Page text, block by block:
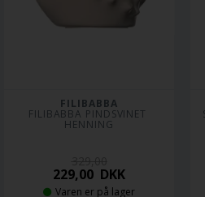
FILIBABBA
FILIBABBA PINDSVINET
HENNING
229,00 DKK
Varen er på lager